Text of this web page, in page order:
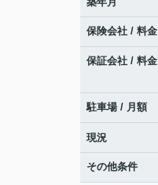
保険会社 / 料金
保証会社 / 料金
駐車場 / 月額
現況
その他条件